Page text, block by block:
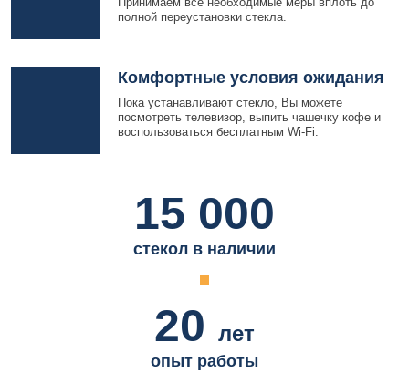
полной переустановки стекла.
Комфортные условия ожидания
Пока устанавливают стекло, Вы можете
посмотреть телевизор, выпить чашечку кофе и
воспользоваться бесплатным Wi-Fi.
15 000
стекол в наличии
20 лет
опыт работы